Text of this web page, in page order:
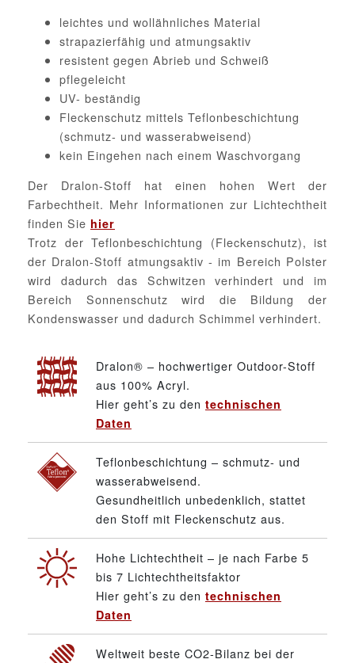
leichtes und wollähnliches Material
strapazierfähig und atmungsaktiv
resistent gegen Abrieb und Schweiß
pflegeleicht
UV- beständig
Fleckenschutz mittels Teflonbeschichtung
(schmutz- und wasserabweisend)
kein Eingehen nach einem Waschvorgang
Der Dralon-Stoff hat einen hohen Wert der
Farbechtheit. Mehr Informationen zur Lichtechtheit
finden Sie hier
Trotz der Teflonbeschichtung (Fleckenschutz), ist
der Dralon-Stoff atmungsaktiv - im Bereich Polster
wird dadurch das Schwitzen verhindert und im
Bereich Sonnenschutz wird die Bildung der
Kondenswasser und dadurch Schimmel verhindert.
Dralon® – hochwertiger Outdoor-Stoff
aus 100% Acryl.
Hier geht’s zu den technischen
Daten
Teflonbeschichtung – schmutz- und
wasserabweisend.
Gesundheitlich unbedenklich, stattet
den Stoff mit Fleckenschutz aus.
Hohe Lichtechtheit – je nach Farbe 5
bis 7 Lichtechtheitsfaktor
Hier geht’s zu den technischen
Daten
Weltweit beste CO2-Bilanz bei der